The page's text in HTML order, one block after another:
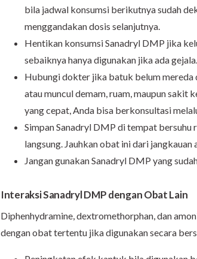
bila jadwal konsumsi berikutnya sudah
menggandakan dosis selanjutnya.
Hentikan konsumsi Sanadryl DMP jika
sebaiknya hanya digunakan jika ada gejala.
Hubungi dokter jika batuk belum mereda
atau muncul demam, ruam, maupun sakit
yang cepat, Anda bisa berkonsultasi
Simpan Sanadryl DMP di tempat bersuhu
langsung. Jauhkan obat ini dari jangkauan
Jangan gunakan Sanadryl DMP yang
Interaksi Sanadryl DMP dengan Obat Lain
Diphenhydramine, dextromethorphan, dan
dengan obat tertentu jika digunakan secara